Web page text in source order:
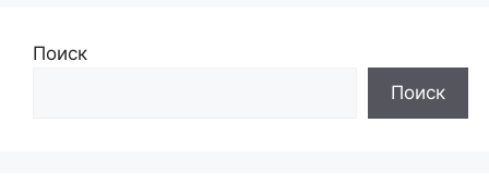
Поиск
Поиск